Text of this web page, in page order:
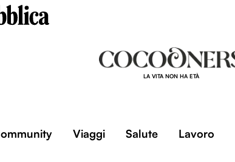
LA VITA NON HA ETÀ
Viaggi Salute Lavoro